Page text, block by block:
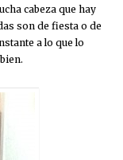
cabeza que hay
son de fiesta o de
a lo que lo